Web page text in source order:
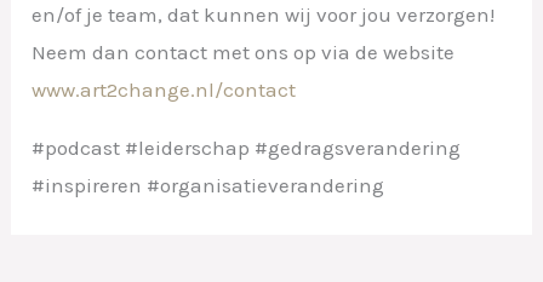
en/of je team, dat kunnen wij voor jou verzorgen!
Neem dan contact met ons op via de website
www.art2change.nl/contact
#podcast #leiderschap #gedragsverandering
#inspireren #organisatieverandering